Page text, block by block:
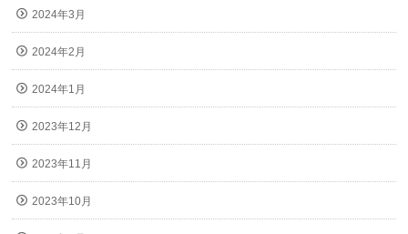
2024年3月
2024年2月
2024年1月
2023年12月
2023年11月
2023年10月